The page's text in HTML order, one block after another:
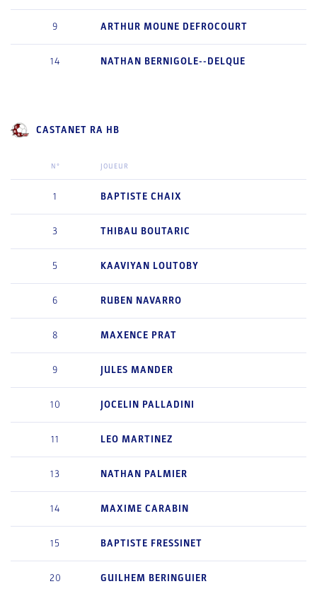
9 ARTHUR MOUNE DEFROCOURT
14 NATHAN BERNIGOLE--DELQUE
CASTANET RA HB
N° JOUEUR
1 BAPTISTE CHAIX
3 THIBAU BOUTARIC
5 KAAVIYAN LOUTOBY
6 RUBEN NAVARRO
8 MAXENCE PRAT
9 JULES MANDER
10 JOCELIN PALLADINI
11 LEO MARTINEZ
13 NATHAN PALMIER
14 MAXIME CARABIN
15 BAPTISTE FRESSINET
20 GUILHEM BERINGUIER